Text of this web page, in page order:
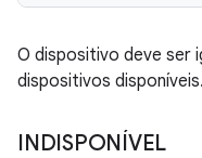
O dispositivo deve ser
dispositivos disponíveis.
INDISPONÍVEL